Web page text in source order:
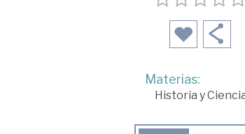
Materias:
Historia y